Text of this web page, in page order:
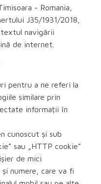
- Romania,
J35/1931/2018,
navigării
de internet.
pentru a ne referi la
similare prin
informații în
cunoscut și sub
sau „HTTP cookie”
de mici
numere, care va fi